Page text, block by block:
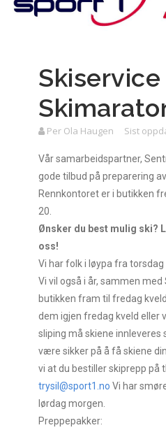
Per Ola Haugen Sist
Vår samarbeidspartner,
gode tilbud på preparering
Rennkontoret er i butikken
20.
Ønsker du best mulig ski?
oss!
Vi har folk i løypa fra
Vi vil også i år, sammen
butikken fram til fredag
dem igjen fredag kveld eller
sliping må skiene innleveres
være sikker på å få skiene
vi at du bestiller skiprepp på
trysil@sport1.no Vi har
lørdag morgen.
Preppepakker: